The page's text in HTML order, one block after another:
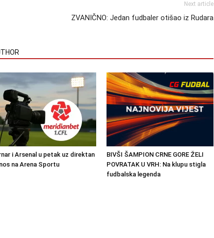
Next article
ZVANIČNO: Jedan fudbaler otišao iz Rudara
i Arsenal u petak uz direktan
na Arena Sportu
BIVŠI ŠAMPION CRNE GORE ŽELI
POVRATAK U VRH: Na klupu stigla
fudbalska legenda